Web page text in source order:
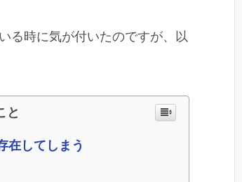
る時に気が付いたのですが、以
と
在してしまう